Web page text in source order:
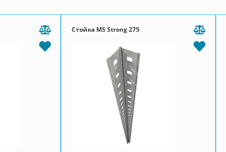
Стойка MS Strong 275